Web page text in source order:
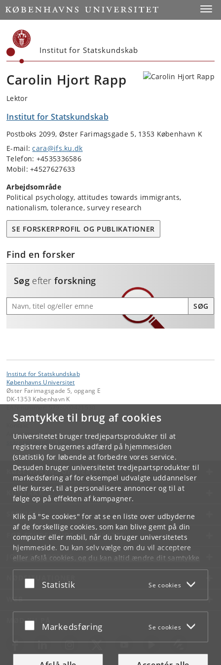
Samtykke til brug af cookies
Universitetet bruger tredjepartsprodukter til at
registrere brugernes adfærd på hjemmesiden
(statistik) for løbende at forbedre vores service.
Desuden bruger universitetet tredjepartsprodukter til
markedsføring af for eksempel udvalgte uddannelser
eller kurser, til at personalisere annoncer og til at
følge op på effekten af kampagner.
Klik på "Se cookies" for at se en liste over udbyderne
af de forskellige cookies, som kan blive gemt på din
computer eller mobil, når du bruger universitetets
hjemmeside. Du kan selv vælge om du vil acceptere
eller afslå cookies, og du kan altid ændre dit samtykke
underCookie- og privatlivspolitiksom du finder i
bunden af hver side.
Acceptér eller afslå
Statistik Se cookies
Acceptér eller afslå
Markedsføring Se cookies
Start
Institut for Statskundskab
Carolin Hjort Rapp
Lektor
Institut for Statskundskab
Postboks 2099, Øster Farimagsgade 5, 1353 København K
E-mail:cara@ifs.ku.dk
Telefon: +4535336586
Mobil: +4527627633
Arbejdsområde
Political psychology, attitudes towards immigrants,
nationalism, tolerance, survey research
SE FORSKERPROFIL OG PUBLIKATIONER
Find en forsker
Søg efter forskning
Søg efter forskning SØG
Institut for Statskundskab
Københavns Universitet
Øster Farimagsgade 5, opgang E
DK-1353 København K
Administrationen
dk
KØBENHAVNS UNIVERSITET
KONTAKT
SERVICES
FOR STUDERENDE OG ANSATTE
JOB OG KARRIERE
NØDSITUATIONER
WEB
MØD KU PÅ